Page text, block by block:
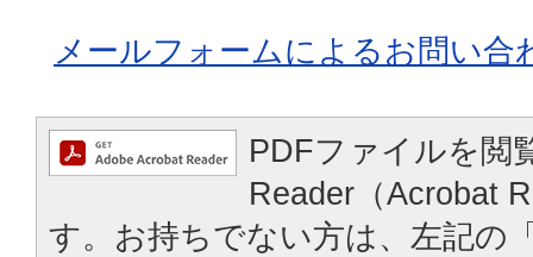
メールフォームによるお問い合
PDFファイルを閲
Reader（Acrobat
す。お持ちでない方は、左記の